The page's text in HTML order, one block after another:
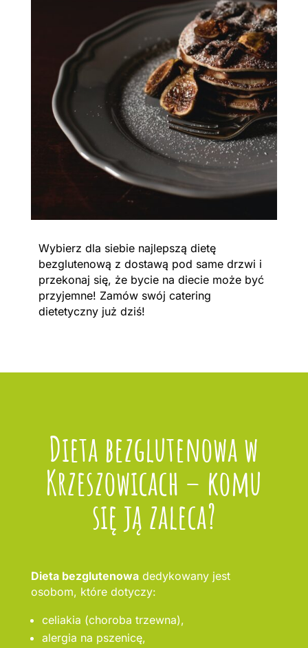
Wybierz dla siebie najlepszą dietę
bezglutenową z dostawą pod same drzwi i
przekonaj się, że bycie na diecie może być
przyjemne! Zamów swój catering
dietetyczny już dziś!
Dieta bezglutenowa w
Krzeszowicach – komu
się ją zaleca?
Dieta bezglutenowadedykowany jest
osobom, które dotyczy:
celiakia (choroba trzewna),
alergia na pszenicę,